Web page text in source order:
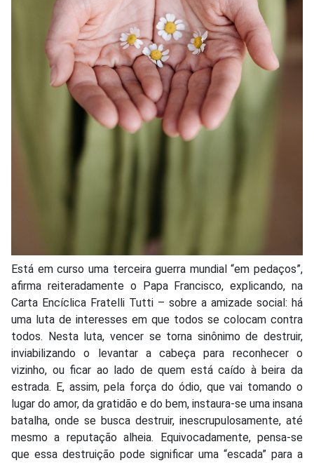
Está em curso uma terceira guerra mundial “em pedaços”,
afirma reiteradamente o Papa Francisco, explicando, na
Carta Encíclica Fratelli Tutti – sobre a amizade social: há
uma luta de interesses em que todos se colocam contra
todos. Nesta luta, vencer se torna sinônimo de destruir,
inviabilizando o levantar a cabeça para reconhecer o
vizinho, ou ficar ao lado de quem está caído à beira da
estrada. E, assim, pela força do ódio, que vai tomando o
lugar do amor, da gratidão e do bem, instaura-se uma insana
batalha, onde se busca destruir, inescrupulosamente, até
mesmo a reputação alheia. Equivocadamente, pensa-se
que essa destruição pode significar uma “escada” para a